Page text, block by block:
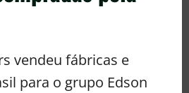
vendeu fábricas e
para o grupo Edson